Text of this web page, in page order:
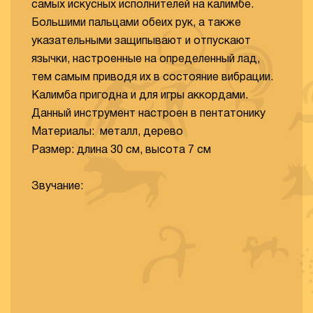
самых искусных исполнителей на калимбе.
Большими пальцами обеих рук, а также
указательными защипывают и отпускают
язычки, настроенные на определенный лад,
тем самым приводя их в состояние вибрации.
Калимба пригодна и для игры аккордами.
Данный инструмент настроен в пентатонику
Материалы: металл, дерево
Размер: длина 30 см, высота 7 см
Звучание: